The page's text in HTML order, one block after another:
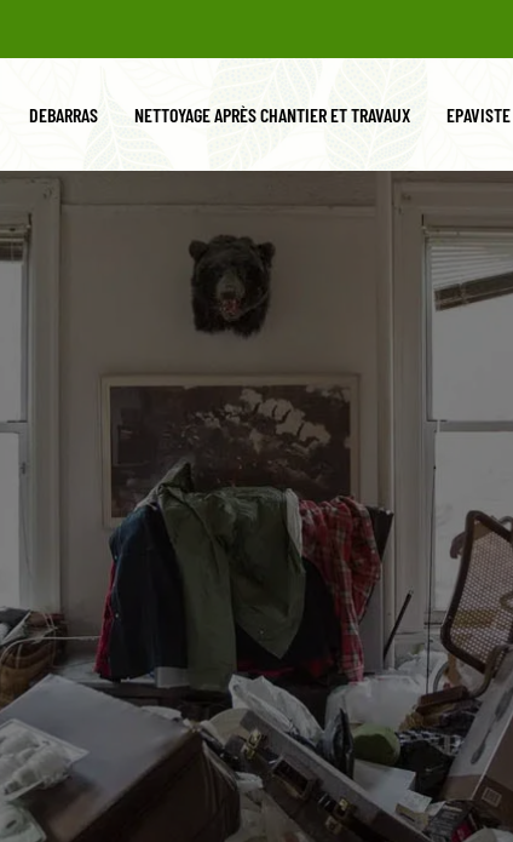
DEBARRAS NETTOYAGE APRÈS CHANTIER ET TRAVAUX EPAVISTE